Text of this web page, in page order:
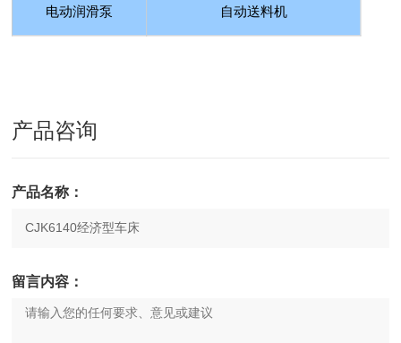
电动润滑泵 自动送料机
产品咨询
产品名称：
留言内容：